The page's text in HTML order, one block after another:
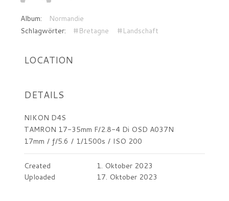
Album:
Normandie
Schlagwörter:
#Bretagne #Landschaft
LOCATION
DETAILS
NIKON D4S
TAMRON 17-35mm F/2.8-4 Di OSD A037N
17mm / ƒ/5.6 / 1/1500s / ISO 200
Created
1. Oktober 2023
Uploaded
17. Oktober 2023